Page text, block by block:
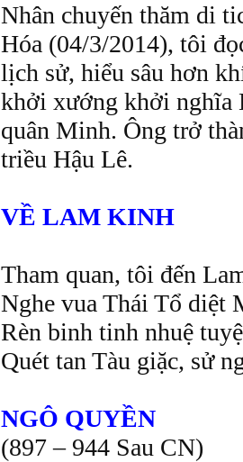
Nhân chuyến thăm di
Hóa (04/3/2014), tôi
lịch sử, hiểu sâu hơn
khởi xướng khởi nghĩa
quân Minh. Ông trở
triều Hậu Lê.
VỀ LAM KINH
Tham quan, tôi đến
Nghe vua Thái Tổ diệt
Rèn binh tinh nhuệ
Quét tan Tàu giặc, sử
NGÔ QUYỀN
(897 – 944 Sau CN)